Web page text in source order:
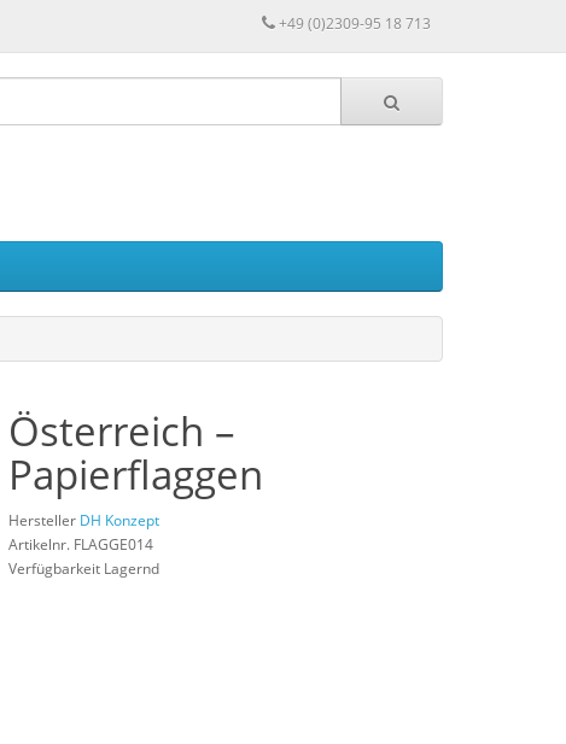
+49 (0)2309-95 18 713
Österreich –
Papierflaggen
Hersteller DH Konzept
Artikelnr. FLAGGE014
Verfügbarkeit Lagernd